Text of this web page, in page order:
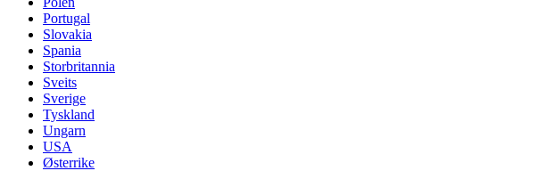
Portugal
Slovakia
Spania
Storbritannia
Sveits
Sverige
Tyskland
Ungarn
USA
Østerrike